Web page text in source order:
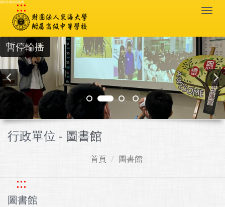
跳到主要內容區塊
:::
暫停輪播
行政單位 - 圖書館
首頁 圖書館
:::
圖書館